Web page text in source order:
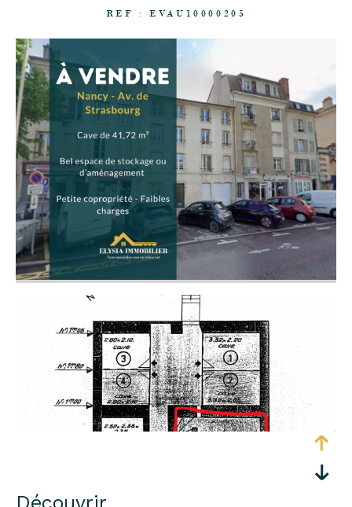
REF : EVAU10000205
découvrir